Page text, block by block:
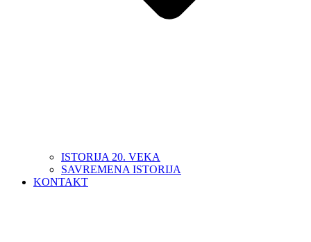
ISTORIJA 20. VEKA
SAVREMENA ISTORIJA
KONTAKT